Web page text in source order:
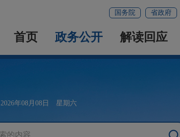
国务院 省政府
首页 政务公开 解读回应
2026年08月08日 星期六